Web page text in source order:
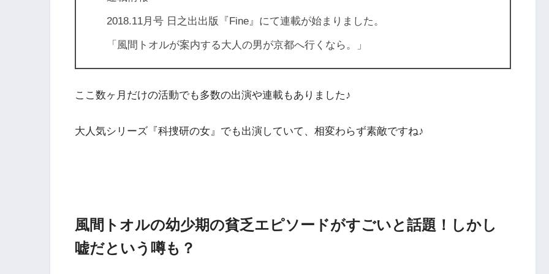
2018.11月号 日之出出版『Fine』にて連載が始まりました。
「風間トオルが案内する大人の男が京都へ行くなら。」
ここ数ヶ月だけの活動でも多数の出演や連載もありました♪
大人気シリーズ『科捜研の女』でも出演していて、相変わらず素敵ですね♪
風間トオルの幼少期の貧乏エピソードがすごいと話題！しかし
嘘だという噂も？